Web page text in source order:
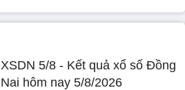
XSDN 5/8 - Kết quả xổ số Đồng
Nai hôm nay 5/8/2026